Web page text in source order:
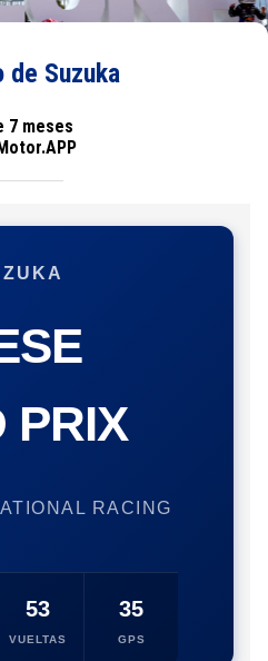
Suzuka
7 meses
PRIX
RACING
53
VUELTAS
35
GPS